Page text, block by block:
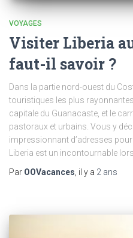
VOYAGES
Visiter Liberia
faut-il savoir ?
Dans la partie nord-ouest du
touristiques les plus
capitale du Guanacaste, et le
pastoraux et urbains. Vous y
impressionnant d’adresses
Liberia est un incontournable lors
Par OOVacances , il y a 2 ans